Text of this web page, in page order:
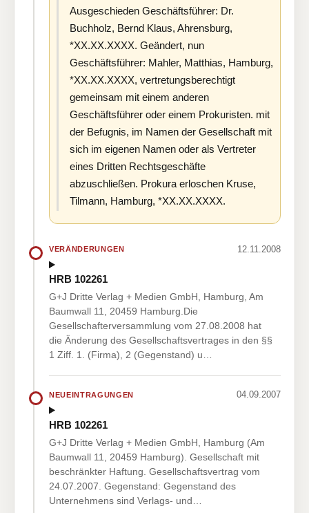
Ausgeschieden Geschäftsführer: Dr.
Buchholz, Bernd Klaus, Ahrensburg,
*XX.XX.XXXX. Geändert, nun
Geschäftsführer: Mahler, Matthias, Hamburg,
*XX.XX.XXXX, vertretungsberechtigt
gemeinsam mit einem anderen
Geschäftsführer oder einem Prokuristen. mit
der Befugnis, im Namen der Gesellschaft mit
sich im eigenen Namen oder als Vertreter
eines Dritten Rechtsgeschäfte
abzuschließen. Prokura erloschen Kruse,
Tilmann, Hamburg, *XX.XX.XXXX.
VERÄNDERUNGEN 12.11.2008
HRB 102261
G+J Dritte Verlag + Medien GmbH, Hamburg, Am
Baumwall 11, 20459 Hamburg.Die
Gesellschafterversammlung vom 27.08.2008 hat
die Änderung des Gesellschaftsvertrages in den §§
1 Ziff. 1. (Firma), 2 (Gegenstand) u…
NEUEINTRAGUNGEN 04.09.2007
HRB 102261
G+J Dritte Verlag + Medien GmbH, Hamburg (Am
Baumwall 11, 20459 Hamburg). Gesellschaft mit
beschränkter Haftung. Gesellschaftsvertrag vom
24.07.2007. Gegenstand: Gegenstand des
Unternehmens sind Verlags- und…